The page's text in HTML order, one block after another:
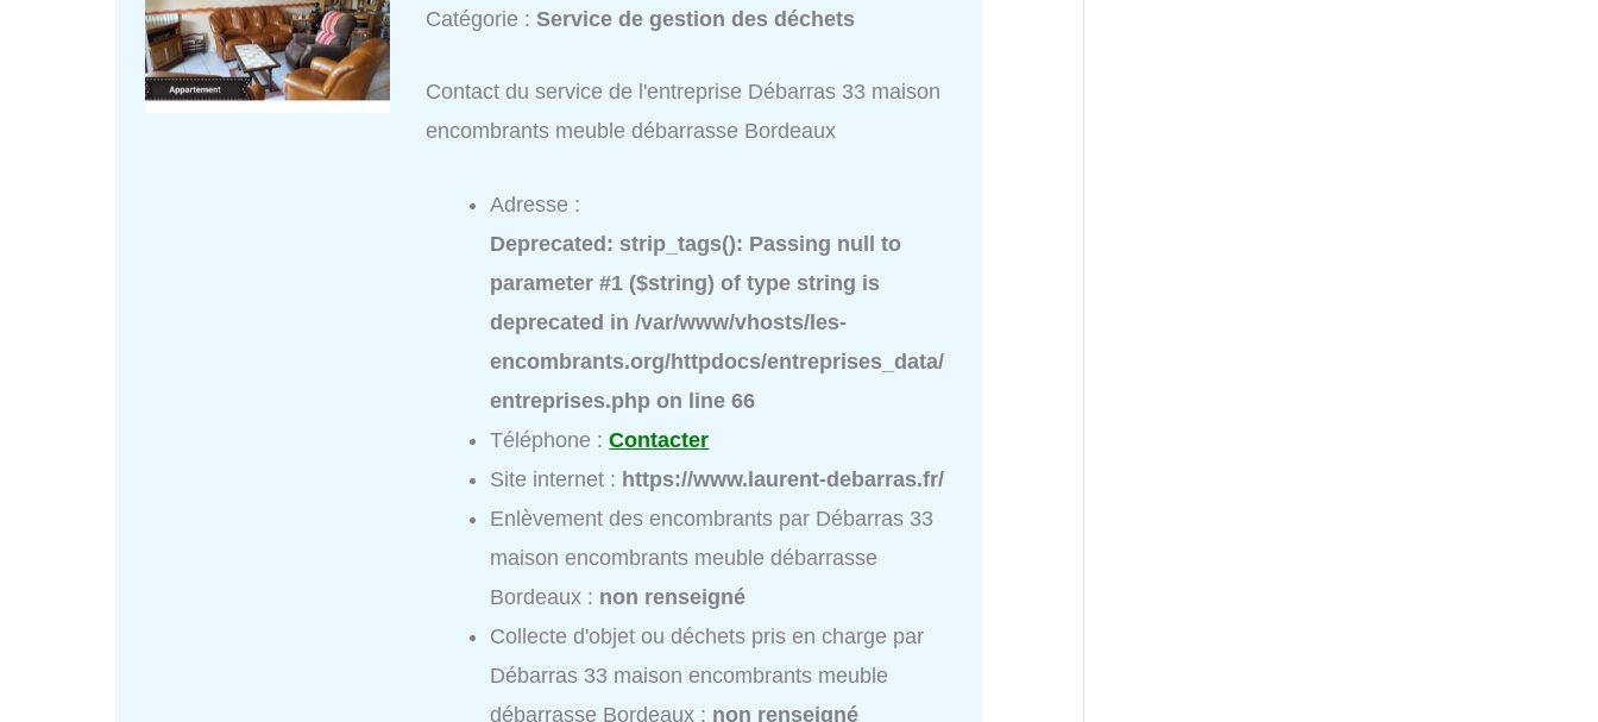
Catégorie :Service de gestion des déchets
Contact du service de l'entreprise Débarras 33 maison
encombrants meuble débarrasse Bordeaux
Adresse :
Deprecated : strip_tags(): Passing null to
parameter #1 ($string) of type string is
deprecated in/var/www/vhosts/les-
encombrants.org/httpdocs/entreprises_data/
entreprises.php on line66
Téléphone :Contacter
Site internet : https://www.laurent-debarras.fr/
Enlèvement des encombrants par Débarras 33
maison encombrants meuble débarrasse
Bordeaux : non renseigné
Collecte d'objet ou déchets pris en charge par
Débarras 33 maison encombrants meuble
débarrasse Bordeaux : non renseigné